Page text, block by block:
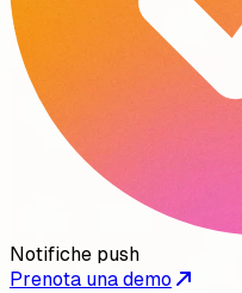
Notifiche push
Prenota una demo